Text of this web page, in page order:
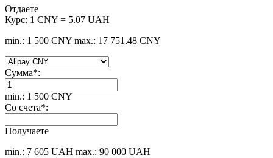
Отдаете
Курс: 1 CNY = 5.07 UAH
min.: 1 500 CNY max.: 17 751.48 CNY
Сумма*:
min.: 1 500 CNY
Со счета*:
Получаете
min.: 7 605 UAH max.: 90 000 UAH